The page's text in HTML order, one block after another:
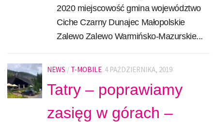
2020 miejscowość gmina województwo
Ciche Czarny Dunajec Małopolskie
Zalewo Zalewo Warmińsko-Mazurskie...
NEWS / T-MOBILE 4 PAŹDZIERNIKA, 2019
Tatry – poprawiamy
zasięg w górach –